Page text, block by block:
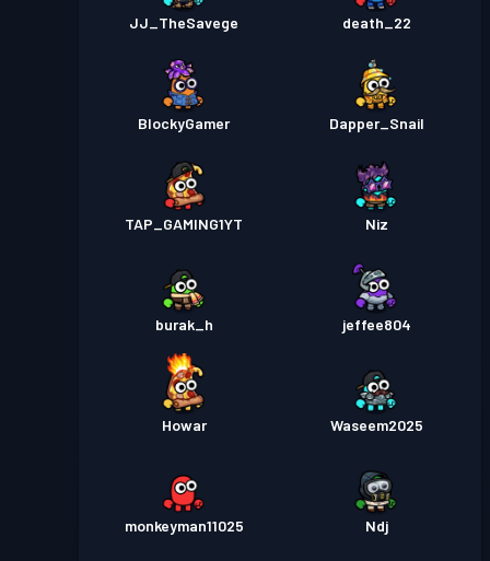
JJ_TheSavege death_22
BlockyGamer Dapper_Snail
TAP_GAMING1YT Niz
burak_h jeffee804
Howar Waseem2025
monkeyman11025 Ndj